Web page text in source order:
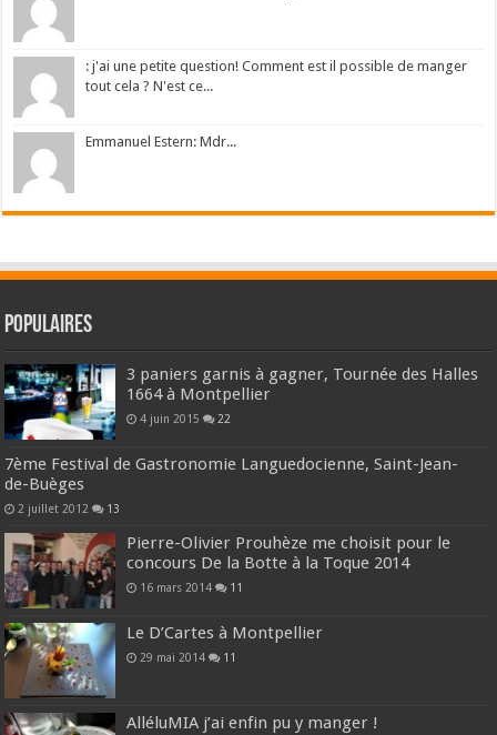
: j'ai une petite question! Comment est il possible de manger
tout cela ? N'est ce...
Emmanuel Estern: Mdr...
Populaires
3 paniers garnis à gagner, Tournée des Halles
1664 à Montpellier
4 juin 2015 22
7ème Festival de Gastronomie Languedocienne, Saint-Jean-
de-Buèges
2 juillet 2012 13
Pierre-Olivier Prouhèze me choisit pour le
concours De la Botte à la Toque 2014
16 mars 2014 11
Le D’Cartes à Montpellier
29 mai 2014 11
AlléluMIA j’ai enfin pu y manger !